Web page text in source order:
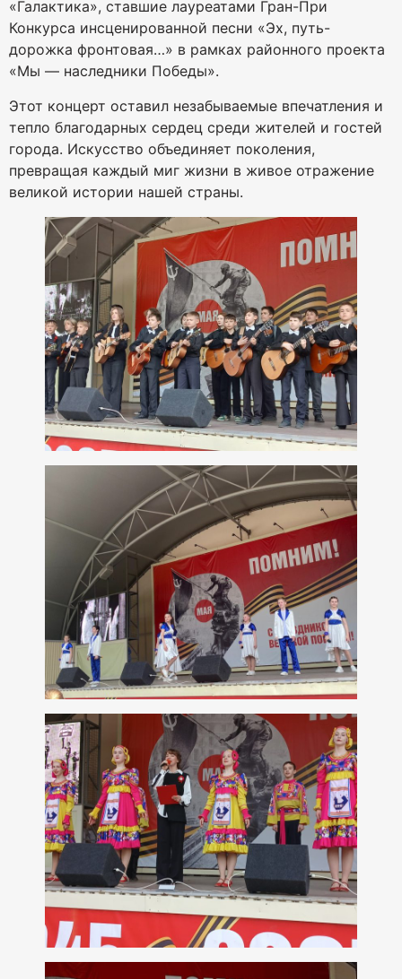
«Галактика», ставшие лауреатами Гран-При
Конкурса инсценированной песни «Эх, путь-
дорожка фронтовая…» в рамках районного проекта
«Мы — наследники Победы».
Этот концерт оставил незабываемые впечатления и
тепло благодарных сердец среди жителей и гостей
города. Искусство объединяет поколения,
превращая каждый миг жизни в живое отражение
великой истории нашей страны.